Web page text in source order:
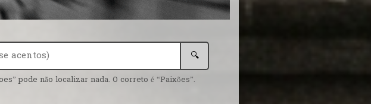
🔍
pode não localizar nada. O correto é “Paixões”.